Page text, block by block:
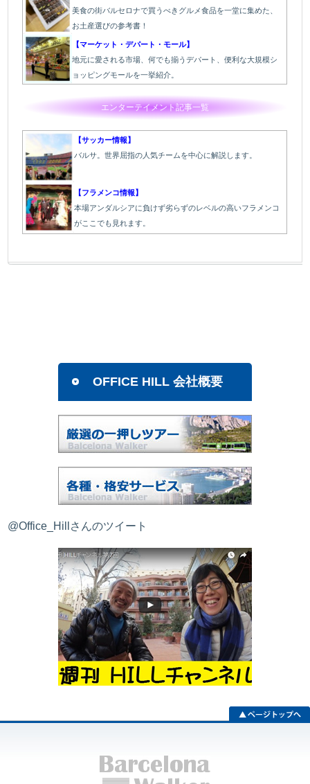
美食の街バルセロナで買うべきグルメ食品を一堂に集めた、
お土産選びの参考書！
【マーケット・デパート・モール】
地元に愛される市場、何でも揃うデパート、便利な大規模シ
ョッピングモールを一挙紹介。
エンターテイメント記事一覧
【サッカー情報】
バルサ。世界屈指の人気チームを中心に解説します。
【フラメンコ情報】
本場アンダルシアに負けず劣らずのレベルの高いフラメンコ
がここでも見れます。
OFFICE HILL 会社概要
@Office_Hillさんのツイート